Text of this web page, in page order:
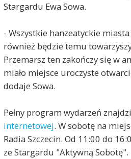
Stargardu Ewa Sowa.
- Wszystkie hanzeatyckie
również będzie temu
Przemarsz ten zakończy się w
miało miejsce uroczyste
dodaje Sowa.
Pełny program wydarzeń
internetowej. W sobotę na
Radia Szczecin. Od 11:00 do
ze Stargardu "Aktywną Sobotę".